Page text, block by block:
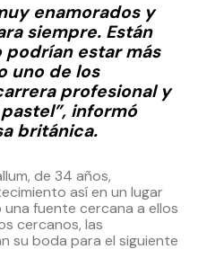
enamorados y
siempre. Están
estar más
uno de los
profesional y
informó
británica.
de 34 años,
así en un lugar
fuente cercana a ellos
cercanos, las
su boda para el siguiente